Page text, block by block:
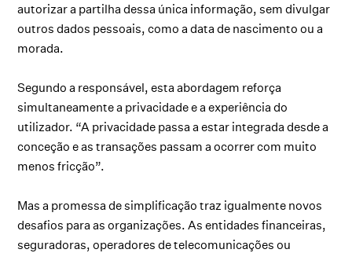
autorizar a partilha dessa única informação, sem divulgar
outros dados pessoais, como a data de nascimento ou a
morada.
Segundo a responsável, esta abordagem reforça
simultaneamente a privacidade e a experiência do
utilizador. “A privacidade passa a estar integrada desde a
conceção e as transações passam a ocorrer com muito
menos fricção”.
Mas a promessa de simplificação traz igualmente novos
desafios para as organizações. As entidades financeiras,
seguradoras, operadores de telecomunicações ou